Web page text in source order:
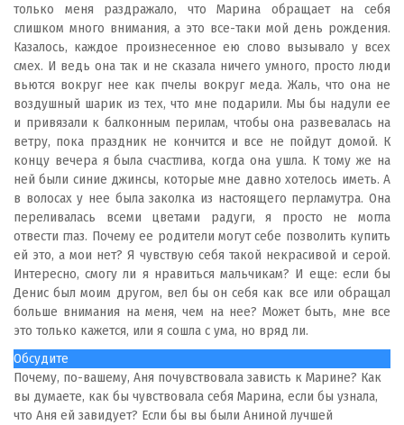
только меня раздражало, что Марина обращает на себя
слишком много внимания, а это все-таки мой день рождения.
Казалось, каждое произнесенное ею слово вызывало у всех
смех. И ведь она так и не сказала ничего умного, просто люди
вьются вокруг нее как пчелы вокруг меда. Жаль, что она не
воздушный шарик из тех, что мне подарили. Мы бы надули ее
и привязали к балконным перилам, чтобы она развевалась на
ветру, пока праздник не кончится и все не пойдут домой. К
концу вечера я была счастлива, когда она ушла. К тому же на
ней были синие джинсы, которые мне давно хотелось иметь. А
в волосах у нее была заколка из настоящего перламутра. Она
переливалась всеми цветами радуги, я просто не могла
отвести глаз. Почему ее родители могут себе позволить купить
ей это, а мои нет? Я чувствую себя такой некрасивой и серой.
Интересно, смогу ли я нравиться мальчикам? И еще: если бы
Денис был моим другом, вел бы он себя как все или обращал
больше внимания на меня, чем на нее? Может быть, мне все
это только кажется, или я сошла с ума, но вряд ли.
Обсудите
Почему, по-вашему, Аня почувствовала зависть к Марине? Как
вы думаете, как бы чувствовала себя Марина, если бы узнала,
что Аня ей завидует? Если бы вы были Аниной лучшей